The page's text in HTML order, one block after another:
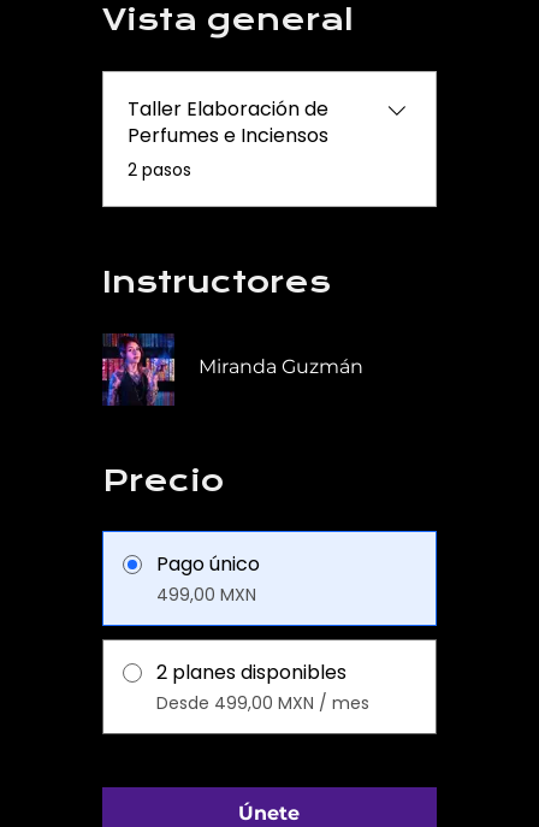
Vista general
Taller Elaboración de
Perfumes e Inciensos
.2 pasos
Instructores
Miranda Guzmán
Precio
Pago único
499,00 MXN
2 planes disponibles
Desde 499,00 MXN / mes
Únete